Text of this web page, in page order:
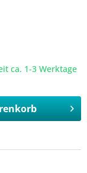
ca. 1-3 Werktage